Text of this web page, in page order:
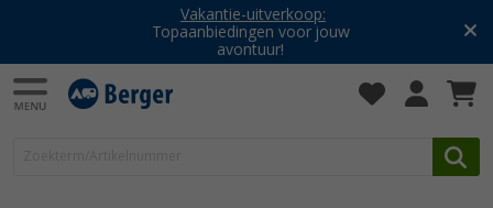
Vakantie-uitverkoop:
Topaanbiedingen voor jouw
avontuur!